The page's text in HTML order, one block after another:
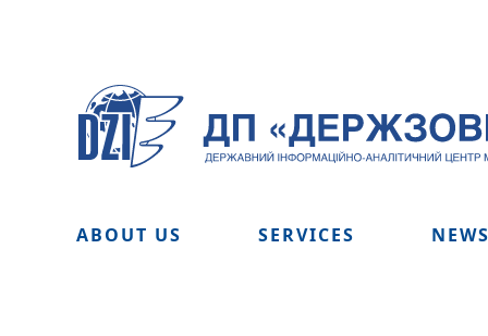
ABOUT US SERVICES NEWS